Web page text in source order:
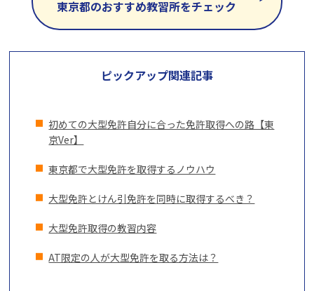
東京都のおすすめ教習所をチェック
ピックアップ関連記事
初めての大型免許自分に合った免許取得への路【東
京Ver】
東京都で大型免許を取得するノウハウ
大型免許とけん引免許を同時に取得するべき？
大型免許取得の教習内容
AT限定の人が大型免許を取る方法は？